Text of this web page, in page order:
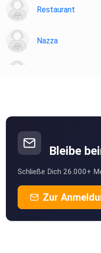
Restaurant
Nazza
Bleibe
Schließe Dich 26.000+
Zur